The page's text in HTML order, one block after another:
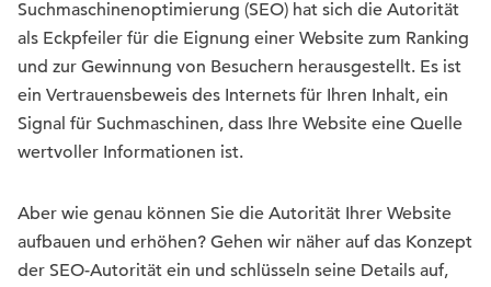
Suchmaschinenoptimierung (SEO) hat sich die Autorität
als Eckpfeiler für die Eignung einer Website zum Ranking
und zur Gewinnung von Besuchern herausgestellt. Es ist
ein Vertrauensbeweis des Internets für Ihren Inhalt, ein
Signal für Suchmaschinen, dass Ihre Website eine Quelle
wertvoller Informationen ist.
Aber wie genau können Sie die Autorität Ihrer Website
aufbauen und erhöhen? Gehen wir näher auf das Konzept
der SEO-Autorität ein und schlüsseln seine Details auf,